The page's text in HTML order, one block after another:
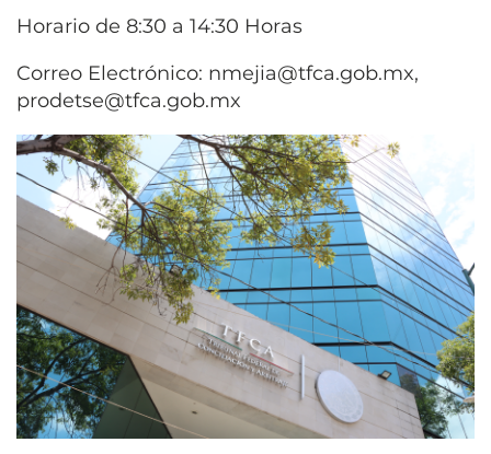
Horario de 8:30 a 14:30 Horas
Correo Electrónico: nmejia@tfca.gob.mx,
prodetse@tfca.gob.mx